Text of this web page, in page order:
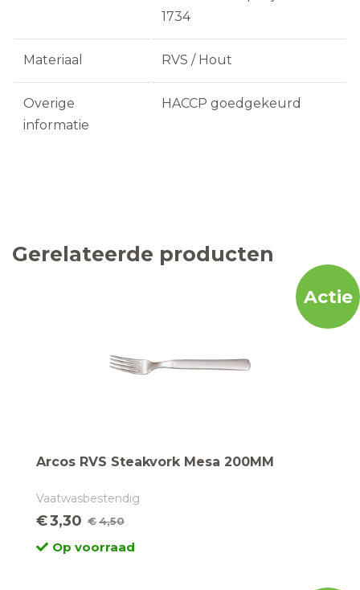
1734
Materiaal RVS / Hout
Overige
informatie
HACCP goedgekeurd
Gerelateerde producten
Actie
Arcos RVS Steakvork Mesa 200MM
Vaatwasbestendig
€4,50
Oorspronkelijke
prijs
€3,30
Huidige
prijsOp voorraad